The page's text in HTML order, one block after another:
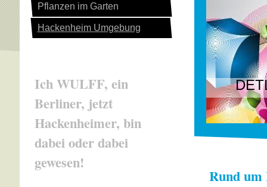
Rund um
Pflanzen im Garten
Hackenheim Umgebung
Ich WULFF, ein
Berliner, jetzt
Hackenheimer, bin
dabei oder dabei
gewesen!